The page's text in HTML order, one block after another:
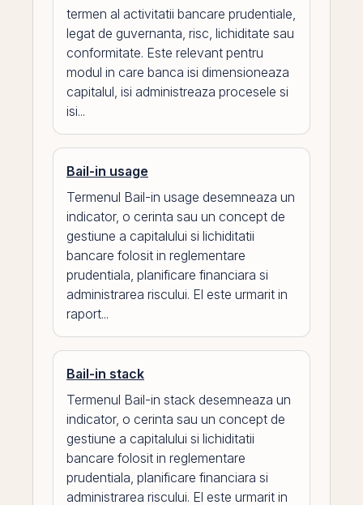
termen al activitatii bancare prudentiale,
legat de guvernanta, risc, lichiditate sau
conformitate. Este relevant pentru
modul in care banca isi dimensioneaza
capitalul, isi administreaza procesele si
isi...
Bail-in usage
Termenul Bail-in usage desemneaza un
indicator, o cerinta sau un concept de
gestiune a capitalului si lichiditatii
bancare folosit in reglementare
prudentiala, planificare financiara si
administrarea riscului. El este urmarit in
raport...
Bail-in stack
Termenul Bail-in stack desemneaza un
indicator, o cerinta sau un concept de
gestiune a capitalului si lichiditatii
bancare folosit in reglementare
prudentiala, planificare financiara si
administrarea riscului. El este urmarit in